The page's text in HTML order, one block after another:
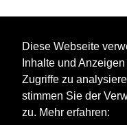
Diese Webseite
Inhalte und
Zugriffe zu
stimmen Sie der
zu. Mehr erfahren: